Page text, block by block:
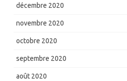
décembre 2020
novembre 2020
octobre 2020
septembre 2020
août 2020